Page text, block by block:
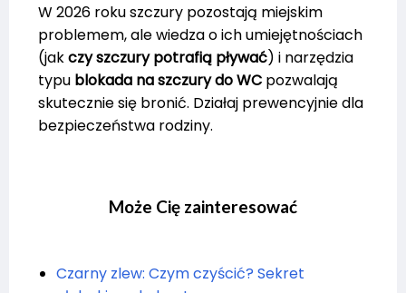
W 2026 roku szczury pozostają miejskim
problemem, ale wiedza o ich umiejętnościach
(jakczy szczury potrafią pływać) i narzędzia
typu blokada na szczury do WC pozwalają
skutecznie się bronić. Działaj prewencyjnie dla
bezpieczeństwa rodziny.
Może Cię zainteresować
Czarny zlew: Czym czyścić? Sekret